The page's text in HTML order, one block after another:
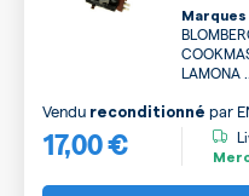
LAMONA ...
17,00 €
Vendu reconditionné par
B